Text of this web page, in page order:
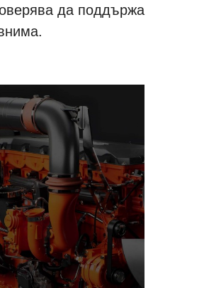
да поддържа